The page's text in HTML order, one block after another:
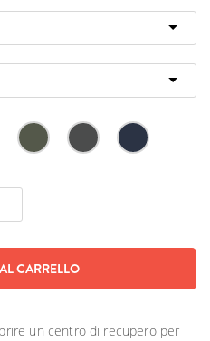
CARRELLO
un centro di recupero per